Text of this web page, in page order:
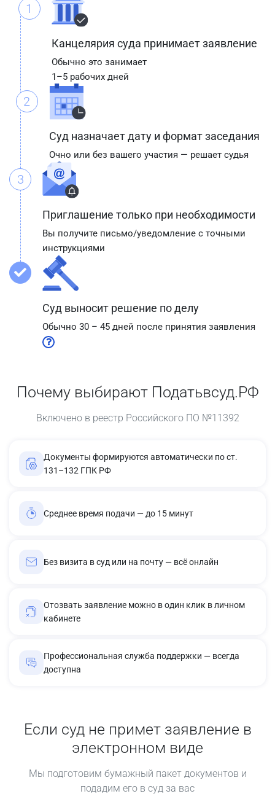
1
Канцелярия суда принимает заявление
Обычно это занимает
1–5 рабочих дней
2
Суд назначает дату и формат заседания
Очно или без вашего участия — решает судья
3
Приглашение только при необходимости
Вы получите письмо/уведомление с точными
инструкциями
Суд выносит решение по делу
Обычно 30 – 45 дней после принятия заявления
Почему выбирают Податьвсуд.РФ
Включено в реестр Российского ПО №11392
Документы формируются автоматически по ст.
131–132 ГПК РФ
Среднее время подачи — до 15 минут
Без визита в суд или на почту — всё онлайн
Отозвать заявление можно в один клик в личном
кабинете
Профессиональная служба поддержки — всегда
доступна
Если суд не примет заявление в
электронном виде
Мы подготовим бумажный пакет документов и
подадим его в суд за вас